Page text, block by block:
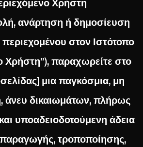
ανάρτηση ή δημοσίευση
στον Ιστότοπο
Χρήστη”), παραχωρείτε στο
μια παγκόσμια, μη
άνευ δικαιωμάτων, πλήρως
υποαδειοδοτούμενη άδεια
τροποποίησης,